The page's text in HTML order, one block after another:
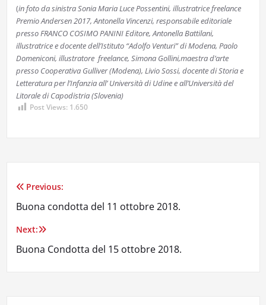
(in foto da sinistra Sonia Maria Luce Possentini, illustratrice freelance
Premio Andersen 2017, Antonella Vincenzi, responsabile editoriale
presso FRANCO COSIMO PANINI Editore, Antonella Battilani,
illustratrice e docente dell’Istituto “Adolfo Venturi” di Modena, Paolo
Domeniconi, illustratore freelance, Simona Gollini,maestra d’arte
presso Cooperativa Gulliver (Modena), Livio Sossi, docente di Storia e
Letteratura per l’Infanzia all’ Università di Udine e all’Università del
Litorale di Capodistria (Slovenia)
Post Views: 1.650
Navigazione
articoli
Previous:
Buona condotta del 11 ottobre 2018.
Next:
Buona Condotta del 15 ottobre 2018.